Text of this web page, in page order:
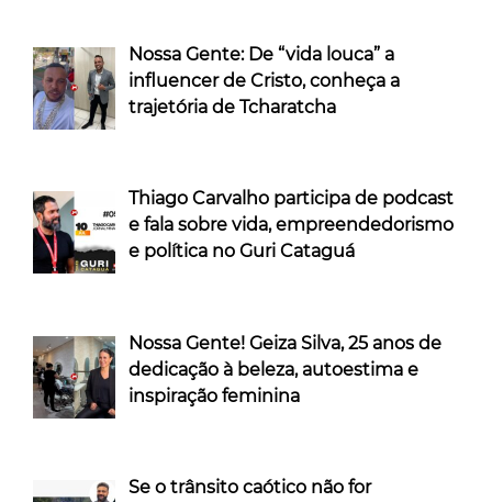
Nossa Gente: De “vida louca” a
influencer de Cristo, conheça a
trajetória de Tcharatcha
Thiago Carvalho participa de podcast
e fala sobre vida, empreendedorismo
e política no Guri Cataguá
Nossa Gente! Geiza Silva, 25 anos de
dedicação à beleza, autoestima e
inspiração feminina
Se o trânsito caótico não for